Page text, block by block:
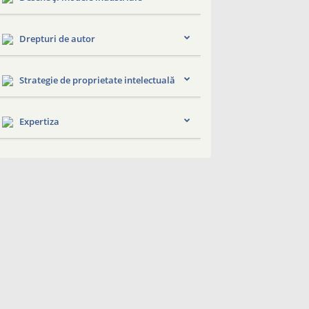
Drepturi de autor
Strategie de proprietate intelectuală
Expertiza